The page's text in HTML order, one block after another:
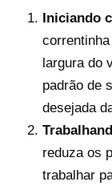
Iniciando
largura do
padrão de
desejada
reduza os
trabalhar